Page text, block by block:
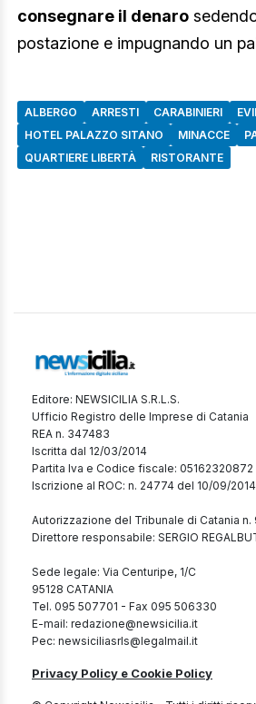
consegnare il denaro
postazione e impugnando un
ALBERGO ARRESTI CARABINIERI
HOTEL PALAZZO SITANO
MINACCE
QUARTIERE LIBERTÀ
RISTORANTE
Editore: NEWSICILIA S.R.L.S.
Ufficio Registro delle Imprese di Catania
REA n. 347483
Iscritta dal 12/03/2014
Partita Iva e Codice fiscale: 05162320872
Iscrizione al ROC: n. 24774 del 10/09/2014
Autorizzazione del Tribunale di Catania n.
Direttore responsabile: SERGIO
Sede legale: Via Centuripe, 1/C
95128 CATANIA
Tel. 095 507701 - Fax 095 506330
E-mail: redazione@newsicilia.it
Pec: newsiciliasrls@legalmail.it
Privacy Policy e Cookie Policy